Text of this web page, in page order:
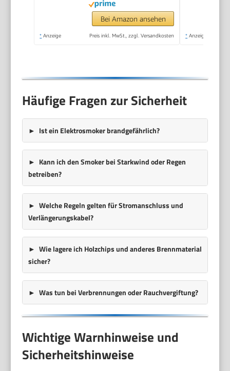
Rippenhalter mit 4
Haken für Partys,
Garten-BBQ,
Bei Amazon ansehen
* Anzeige Preis inkl. MwSt., zzgl. Versandkosten * Anzeige
Häufige Fragen zur Sicherheit
Ist ein Elektrosmoker brandgefährlich?
Kann ich den Smoker bei Starkwind oder Regen
betreiben?
Welche Regeln gelten für Stromanschluss und
Verlängerungskabel?
Wie lagere ich Holzchips und anderes Brennmaterial
sicher?
Was tun bei Verbrennungen oder Rauchvergiftung?
Wichtige Warnhinweise und
Sicherheitshinweise